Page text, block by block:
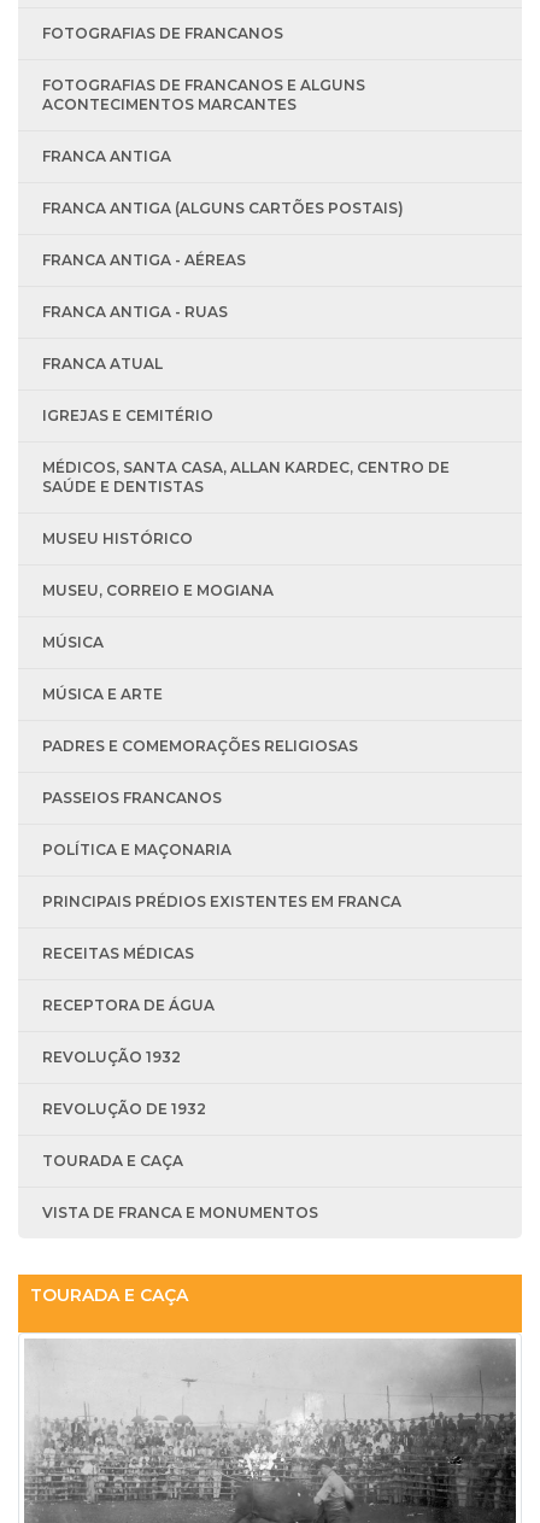
FOTOGRAFIAS DE FRANCANOS
FOTOGRAFIAS DE FRANCANOS E ALGUNS
ACONTECIMENTOS MARCANTES
FRANCA ANTIGA
FRANCA ANTIGA (ALGUNS CARTÕES POSTAIS)
FRANCA ANTIGA - AÉREAS
FRANCA ANTIGA - RUAS
FRANCA ATUAL
IGREJAS E CEMITÉRIO
MÉDICOS, SANTA CASA, ALLAN KARDEC, CENTRO DE
SAÚDE E DENTISTAS
MUSEU HISTÓRICO
MUSEU, CORREIO E MOGIANA
MÚSICA
MÚSICA E ARTE
PADRES E COMEMORAÇÕES RELIGIOSAS
PASSEIOS FRANCANOS
POLÍTICA E MAÇONARIA
PRINCIPAIS PRÉDIOS EXISTENTES EM FRANCA
RECEITAS MÉDICAS
RECEPTORA DE ÁGUA
REVOLUÇÃO 1932
REVOLUÇÃO DE 1932
TOURADA E CAÇA
VISTA DE FRANCA E MONUMENTOS
TOURADA E CAÇA